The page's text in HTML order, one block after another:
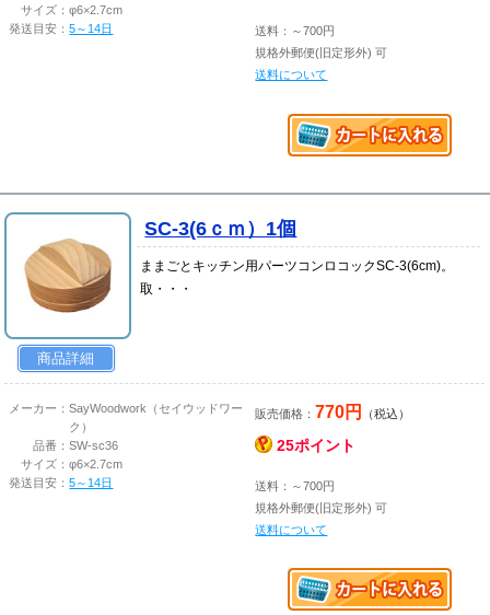
サイズ：φ6×2.7cm
発送目安：5～14日
送料：～700円
規格外郵便(旧定形外) 可
送料について
商品詳細
SC-3(6ｃｍ）1個
ままごとキッチン用パーツコンロコックSC-3(6cm)。
取・・・
メーカー：SayWoodwork（セイウッドワー
ク）
品番：SW-sc36
サイズ：φ6×2.7cm
発送目安：5～14日
販売価格： 770円 （税込）
25ポイント
送料：～700円
規格外郵便(旧定形外) 可
送料について